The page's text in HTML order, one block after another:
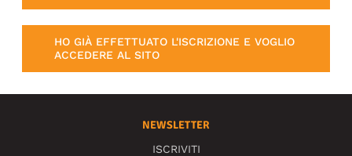
HO GIÀ EFFETTUATO L'ISCRIZIONE E VOGLIO
ACCEDERE AL SITO
NEWSLETTER
ISCRIVITI